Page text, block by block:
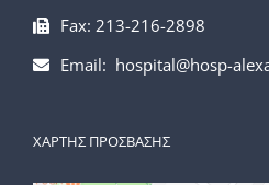
Fax: 213-216-2898
Email: hospital@hosp-
ΧΑΡΤΗΣ ΠΡΟΣΒΑΣΗΣ